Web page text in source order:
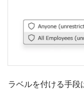
ラベルを付ける手段